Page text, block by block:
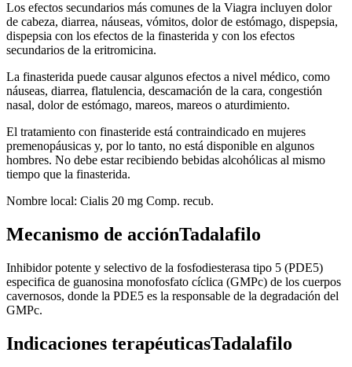
Los efectos secundarios más comunes de la Viagra incluyen dolor
de cabeza, diarrea, náuseas, vómitos, dolor de estómago, dispepsia,
dispepsia con los efectos de la finasterida y con los efectos
secundarios de la eritromicina.
La finasterida puede causar algunos efectos a nivel médico, como
náuseas, diarrea, flatulencia, descamación de la cara, congestión
nasal, dolor de estómago, mareos, mareos o aturdimiento.
El tratamiento con finasteride está contraindicado en mujeres
premenopáusicas y, por lo tanto, no está disponible en algunos
hombres. No debe estar recibiendo bebidas alcohólicas al mismo
tiempo que la finasterida.
Nombre local: Cialis 20 mg Comp. recub.
Mecanismo de acciónTadalafilo
Inhibidor potente y selectivo de la fosfodiesterasa tipo 5 (PDE5)
especifica de guanosina monofosfato cíclica (GMPc) de los cuerpos
cavernosos, donde la PDE5 es la responsable de la degradación del
GMPc.
Indicaciones terapéuticasTadalafilo